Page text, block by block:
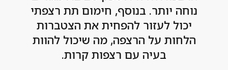
נוחה יותר. בנוסף, חימום תת רצפתי
יכול לעזור להפחית את הצטברות
הלחות על הרצפה, מה שיכול להוות
בעיה עם רצפות קרות.